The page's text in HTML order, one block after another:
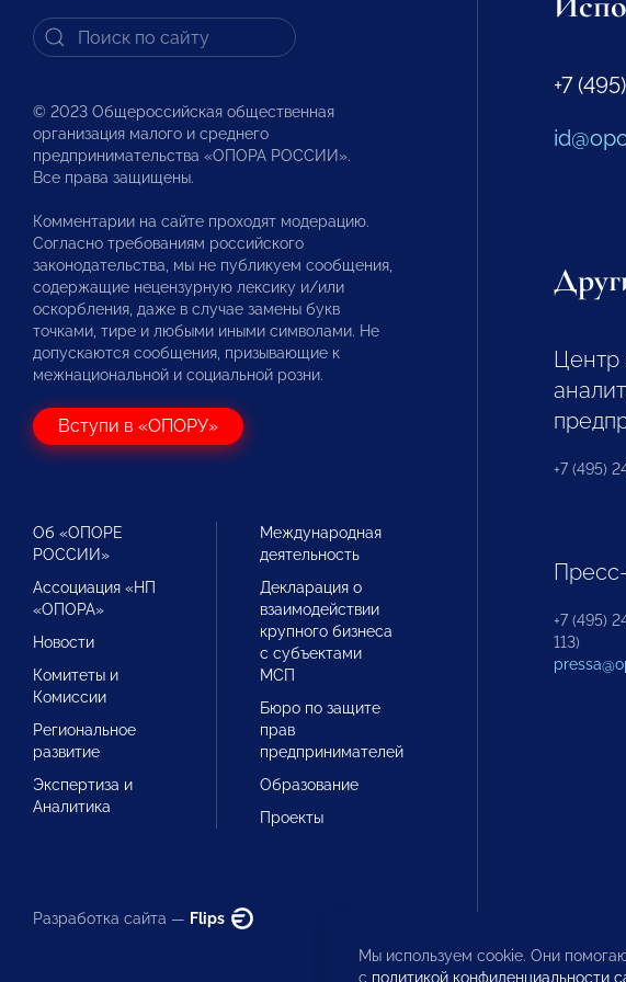
© 2023 Общероссийская общественная
организация малого и среднего
предпринимательства «ОПОРА РОССИИ».
Все права защищены.
Комментарии на сайте проходят модерацию.
Согласно требованиям российского
законодательства, мы не публикуем сообщения,
содержащие нецензурную лексику и/или
оскорбления, даже в случае замены букв
точками, тире и любыми иными символами. Не
допускаются сообщения, призывающие к
межнациональной и социальной розни.
Вступи в «ОПОРУ»
Об «ОПОРЕ
РОССИИ»
Ассоциация «НП
«ОПОРА»
Новости
Комитеты и
Комиссии
Региональное
развитие
Экспертиза и
Аналитика
Международная
деятельность
Декларация о
взаимодействии
крупного бизнеса
с субъектами
МСП
Бюро по защите
прав
предпринимателей
Образование
Проекты
Разработка сайта — Flips
+7
Центр
+7 (495)
+7 (495)
113)
Мы используем cookie. Они
с политикой конфиденциальности